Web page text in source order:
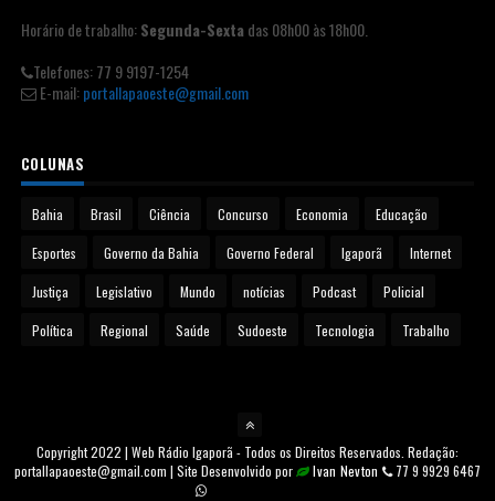
Horário de trabalho:Segunda-Sexta das 08h00 às 18h00.
Telefones: 77 9 9197-1254
E-mail:portallapaoeste@gmail.com
COLUNAS
Bahia Brasil Ciência Concurso Economia Educação
Esportes Governo da Bahia Governo Federal Igaporã Internet
Justiça Legislativo Mundo notícias Podcast Policial
Política Regional Saúde Sudoeste Tecnologia Trabalho
Copyright 2022 | Web Rádio Igaporã - Todos os Direitos Reservados. Redação:
portallapaoeste@gmail.com | Site Desenvolvido por
Ivan Nevton 77 9 9929 6467